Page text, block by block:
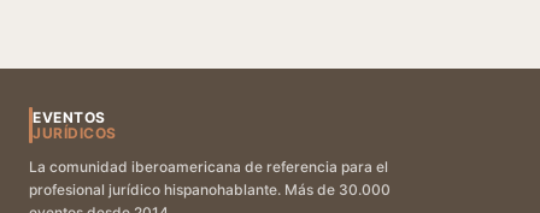
EVENTOS
JURÍDICOS
La comunidad iberoamericana de referencia para el
profesional jurídico hispanohablante. Más de 30.000